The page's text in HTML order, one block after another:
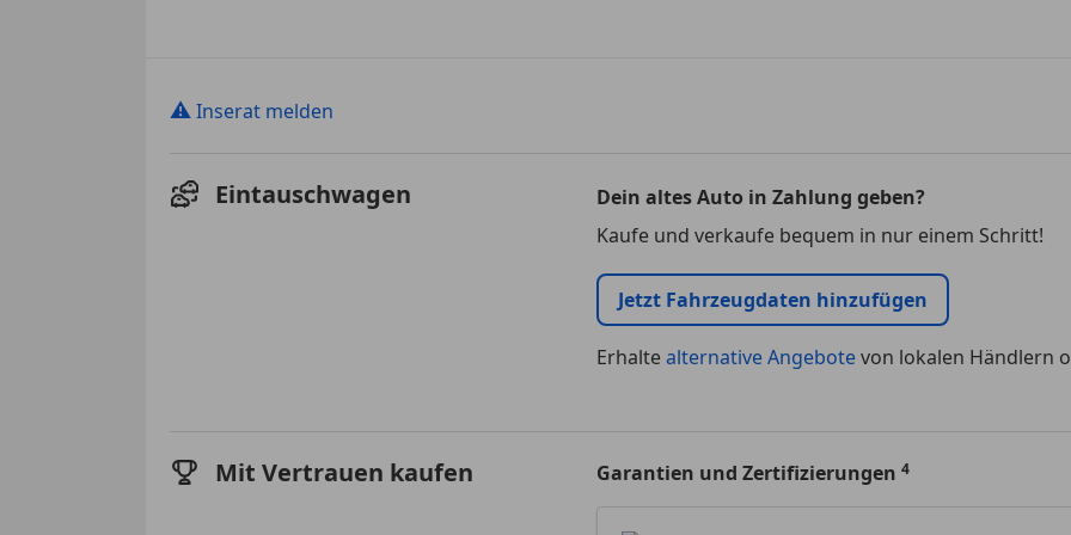
⚠ Inserat melden
Eintauschwagen
Dein altes Auto in Zahlung geben?
Kaufe und verkaufe bequem in nur einem Schritt!
Jetzt Fahrzeugdaten hinzufügen
Erhaltealternative Angebotevon lokalen Händlern
Mit Vertrauen kaufen Garantien und Zertifizierungen